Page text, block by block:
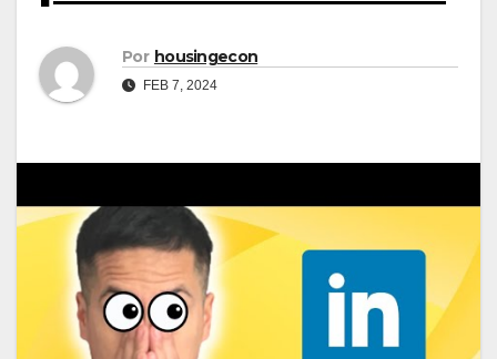
Por housingecon
FEB 7, 2024